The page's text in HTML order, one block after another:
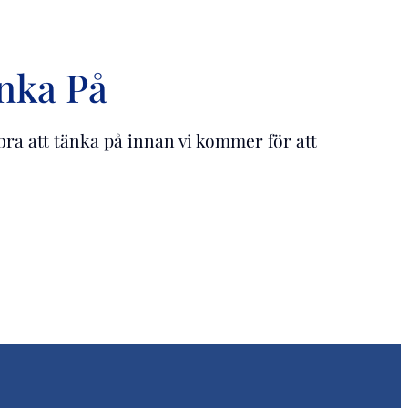
På
att tänka på innan vi kommer för att